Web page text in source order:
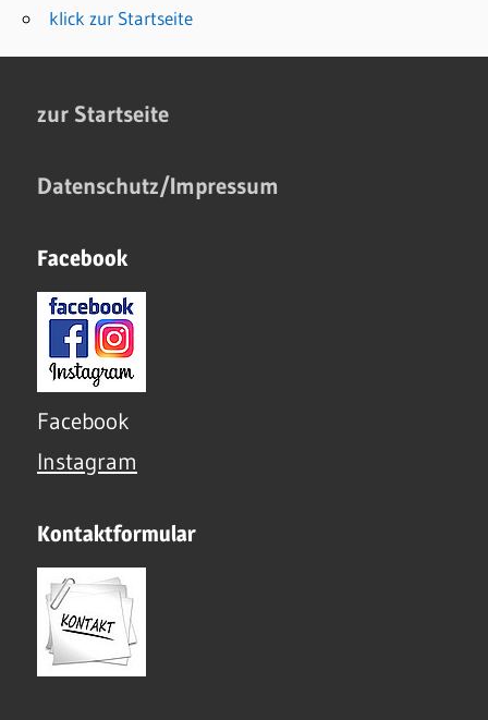
klick zur Startseite
zur Startseite
Datenschutz/Impressum
Facebook
Facebook
Instagram
Kontaktformular